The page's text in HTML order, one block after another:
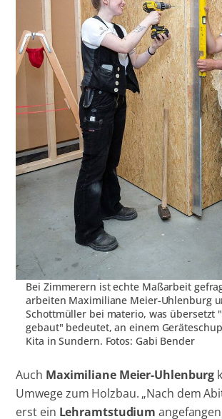
Bei Zimmerern ist echte Maßarbeit
arbeiten Maximiliane Meier-Uhlenburg
Schottmüller bei materio, was übersetzt
gebaut" bedeutet, an einem
Kita in Sundern. Fotos: Gabi Bender
Auch Maximiliane Meier-Uhlenburg
Umwege zum Holzbau. „Nach dem
erst ein Lehramtstudium